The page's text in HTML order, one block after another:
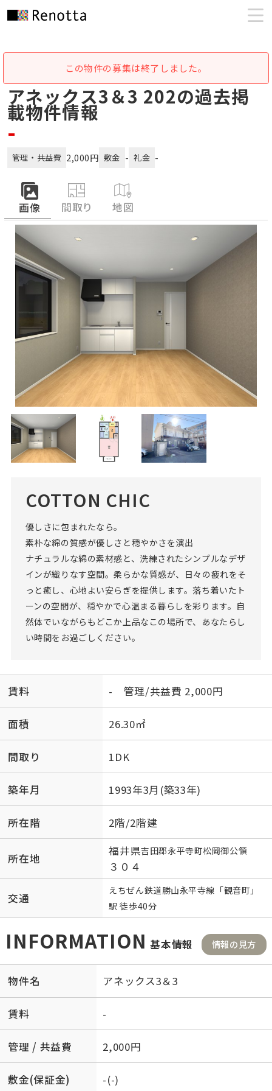
この物件の募集は終了しました。
アネックス3＆3 202の過去掲
載物件情報
-
管理・共益費 2,000円 敷金 - 礼金 -
画像 間取り 地図
COTTON CHIC
優しさに包まれたなら。
素朴な綿の質感が優しさと穏やかさを演出
ナチュラルな綿の素材感と、洗練されたシンプルなデザ
インが織りなす空間。柔らかな質感が、日々の疲れをそ
っと癒し、心地よい安らぎを提供します。落ち着いたト
ーンの空間が、穏やかで心温まる暮らしを彩ります。自
然体でいながらもどこか上品なこの場所で、あなたらし
い時間をお過ごしください。
賃料 - 管理/共益費 2,000円
面積 26.30㎡
間取り 1DK
築年月 1993年3月(築33年)
所在階 2階/2階建
所在地
福井県吉田郡永平寺町松岡御公領
３０４
交通
えちぜん鉄道勝山永平寺線 「観音町 」
駅 徒歩40分
INFORMATION 基本情報 情報の見方
物件名 アネックス3＆3
賃料 -
管理 / 共益費 2,000円
敷金(保証金) -(-)